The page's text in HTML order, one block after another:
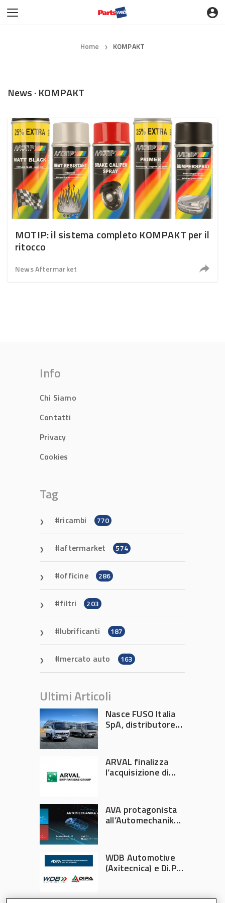
Home ❯ KOMPAKT
News · KOMPAKT
MOTIP: il sistema completo KOMPAKT per il
ritocco
News Aftermarket
Info
Chi Siamo
Contatti
Privacy
Cookies
Tag
ricambi 770
aftermarket 574
officine 286
filtri 203
lubrificanti 187
mercato auto 163
Ultimi Articoli
Nasce FUSO Italia
SpA, distributore
ARVAL finalizza
l’acquisizione di
AVA protagonista
all’Automechanika
WDB Automotive
(Axitecnica) e Di.Pa.